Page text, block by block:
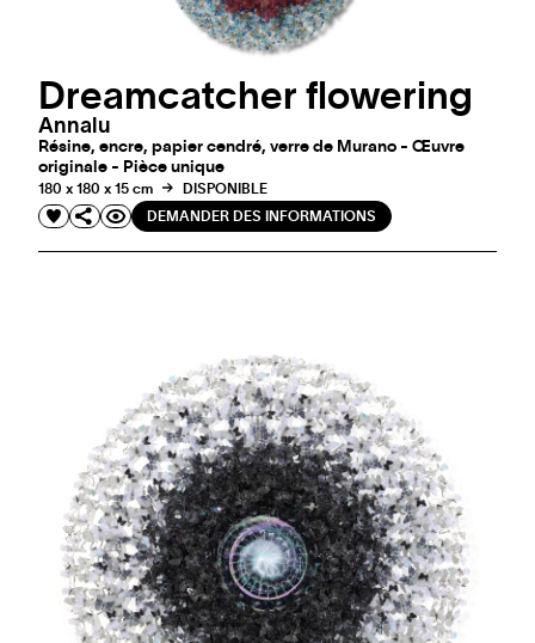
Dreamcatcher flowering
Annalu
Résine, encre, papier cendré, verre de Murano - Œuvre
originale - Pièce unique
180 x 180 x 15 cm
DISPONIBLE
DEMANDER DES INFORMATIONS